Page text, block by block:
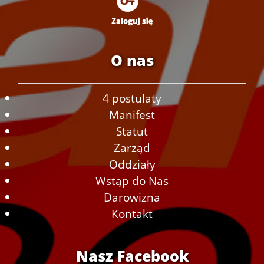
O nas
4 postulaty
Manifest
Statut
Zarząd
Oddziały
Wstąp do Nas
Darowizna
Kontakt
Nasz Facebook